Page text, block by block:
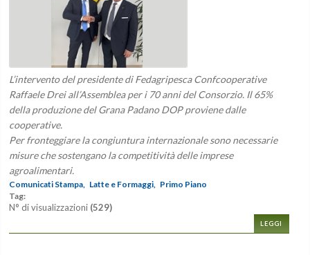
L’intervento del presidente di Fedagripesca Confcooperative
Raffaele Drei all’Assemblea per i 70 anni del Consorzio. Il 65%
della produzione del Grana Padano DOP proviene dalle
cooperative.
Per fronteggiare la congiuntura internazionale sono necessarie
misure che sostengano la competitività delle imprese
agroalimentari.
Comunicati Stampa, Latte e Formaggi,
Primo Piano
Tag:
N° di visualizzazioni (529)
LEGGI